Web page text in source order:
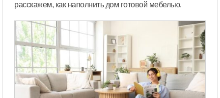
расскажем, как наполнить дом готовой мебелью.